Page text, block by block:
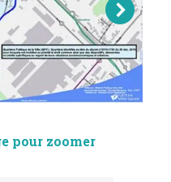
pour zoomer